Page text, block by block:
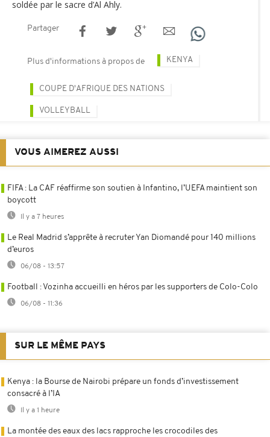
soldée par le sacre d’Al Ahly.
Partager
Plus d'informations à propos de KENYA
COUPE D'AFRIQUE DES NATIONS
VOLLEYBALL
VOUS AIMEREZ AUSSI
FIFA : La CAF réaffirme son soutien à Infantino, l’UEFA maintient son
boycott
Il y a 7 heures
Le Real Madrid s’apprête à recruter Yan Diomandé pour 140 millions
d’euros
06/08 - 13:57
Football : Vozinha accueilli en héros par les supporters de Colo-Colo
06/08 - 11:36
SUR LE MÊME PAYS
Kenya : la Bourse de Nairobi prépare un fonds d’investissement
consacré à l’IA
Il y a 1 heure
La montée des eaux des lacs rapproche les crocodiles des